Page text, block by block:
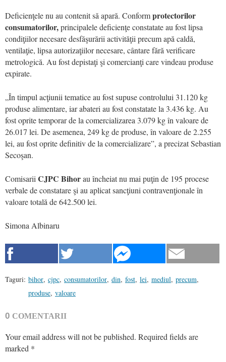
Deficienţele nu au contenit să apară. Conformprotectorilor
consumatorilor,principalele deficienţe constatate au fost lipsa
condiţiilor necesare desfăşurării activităţii precum apă caldă,
ventilaţie, lipsa autorizaţiilor necesare, cântare fără verificare
metrologică. Au fost depistaţi şi comercianţi care vindeau produse
expirate.
„În timpul acţiunii tematice au fost supuse controlului 31.120 kg
produse alimentare, iar abateri au fost constatate la 3.436 kg. Au
fost oprite temporar de la comercializarea 3.079 kg în valoare de
26.017 lei. De asemenea, 249 kg de produse, în valoare de 2.255
lei, au fost oprite definitiv de la comercializare”, a precizat Sebastian
Secoşan.
Comisarii CJPC Bihorau încheiat nu mai puţin de 195 procese
verbale de constatare şi au aplicat sancţiuni contravenţionale în
valoare totală de 642.500 lei.
Simona Albinaru
Taguri: bihor, cjpc, consumatorilor, din, fost, lei, mediul, precum,
produse, valoare
0 COMENTARII
Your email address will not be published. Required fields are
marked *